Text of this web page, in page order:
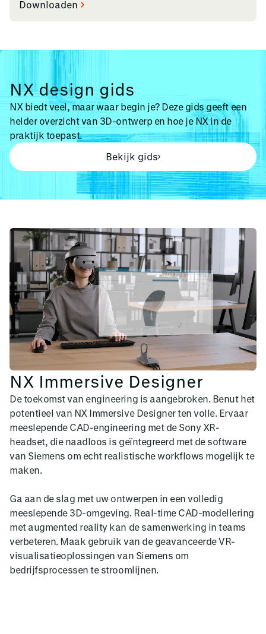
Downloaden
NX design gids
NX biedt veel, maar waar begin je? Deze gids geeft een
helder overzicht van 3D-ontwerp en hoe je NX in de
praktijk toepast.
Bekijk gids
NX Immersive Designer
De toekomst van engineering is aangebroken. Benut het
potentieel van NX Immersive Designer ten volle. Ervaar
meeslepende CAD-engineering met de Sony XR-
headset, die naadloos is geïntegreerd met de software
van Siemens om echt realistische workflows mogelijk te
maken.
Ga aan de slag met uw ontwerpen in een volledig
meeslepende 3D-omgeving. Real-time CAD-modellering
met augmented reality kan de samenwerking in teams
verbeteren. Maak gebruik van de geavanceerde VR-
visualisatieoplossingen van Siemens om
bedrijfsprocessen te stroomlijnen.